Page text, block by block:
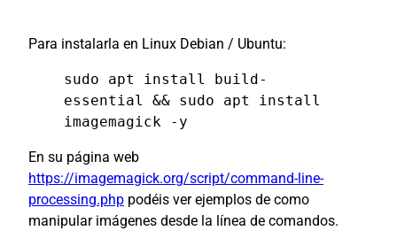
Para instalarla en Linux Debian / Ubuntu:
sudo apt install build-
essential && sudo apt install
imagemagick -y
En su página web
https://imagemagick.org/script/command-line-
processing.php podéis ver ejemplos de como
manipular imágenes desde la línea de comandos.